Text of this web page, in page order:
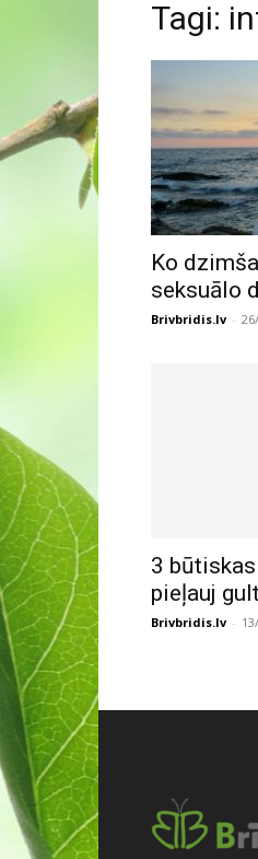
Tagi:
Ko
seksuālo
Brivbridis.lv -
3
pieļauj
Brivbridis.lv -